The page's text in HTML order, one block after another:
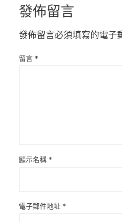
發佈留言
發佈留言必須填寫的電子
留言 *
顯示名稱 *
電子郵件地址 *